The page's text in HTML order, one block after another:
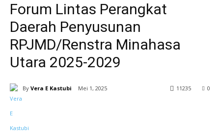
Forum Lintas Perangkat
Daerah Penyusunan
RPJMD/Renstra Minahasa
Utara 2025-2029
By Vera E Kastubi Mei 1, 2025 0
11235